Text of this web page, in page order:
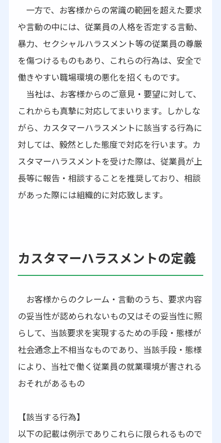
一方で、お客様からの常識の範囲を超えた要求
や言動の中には、従業員の人格を否定する言動、
暴力、セクシャルハラスメント等の従業員の尊厳
を傷つけるものもあり、これらの行為は、安全で
働きやすい職場環境の悪化を招くものです。
当社は、お客様からのご意見・要望に対して、
これからも真摯に対応してまいります。しかしな
がら、カスタマーハラスメントに該当する行為に
対しては、毅然とした態度で対応を行います。カ
スタマーハラスメントを受けた際は、従業員が上
長等に報告・相談することを推奨しており、相談
があった際には組織的に対応致します。
カスタマーハラスメントの定義
お客様からのクレーム・言動のうち、要求内容
の妥当性が認められないもの又はその妥当性に照
らして、当該要求を実現するための手段・態様が
社会通念上不相当なものであり、当該手段・態様
により、当社で働く従業員の就業環境が害される
おそれがあるもの
【該当する行為】
以下の記載は例示でありこれらに限られるもので